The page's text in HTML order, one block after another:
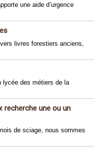
une aide d’urgence
livres forestiers anciens,
lycée des métiers de la
recherche une ou un
de sciage, nous sommes